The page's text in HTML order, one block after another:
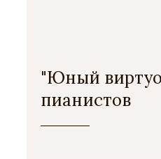
"Юный
пианистов